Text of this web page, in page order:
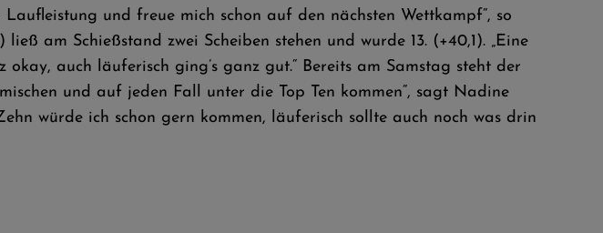
und freue mich schon auf den nächsten Wettkampf“, so
am Schießstand zwei Scheiben stehen und wurde 13. (+40,1). „Eine
auch läuferisch ging’s ganz gut.“ Bereits am Samstag steht der
und auf jeden Fall unter die Top Ten kommen“, sagt Nadine
würde ich schon gern kommen, läuferisch sollte auch noch was drin